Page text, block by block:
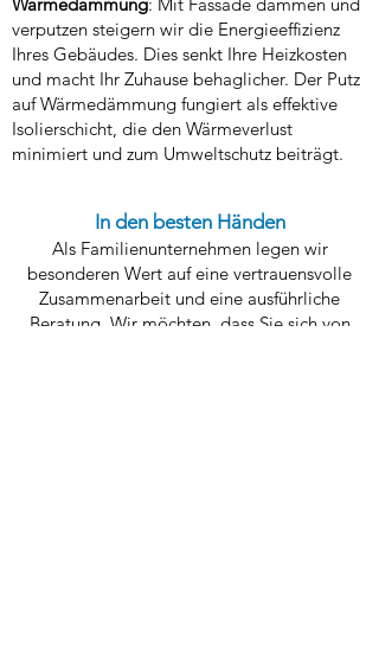
verputzen steigern wir die Energieeffizienz
Ihres Gebäudes. Dies senkt Ihre Heizkosten
und macht Ihr Zuhause behaglicher. Der Putz
auf Wärmedämmung fungiert als effektive
Isolierschicht, die den Wärmeverlust
minimiert und zum Umweltschutz beiträgt.
In den besten Händen
Als Familienunternehmen legen wir
besonderen Wert auf eine vertrauensvolle
Zusammenarbeit und eine ausführliche
Beratung. Wir möchten, dass Sie sich von